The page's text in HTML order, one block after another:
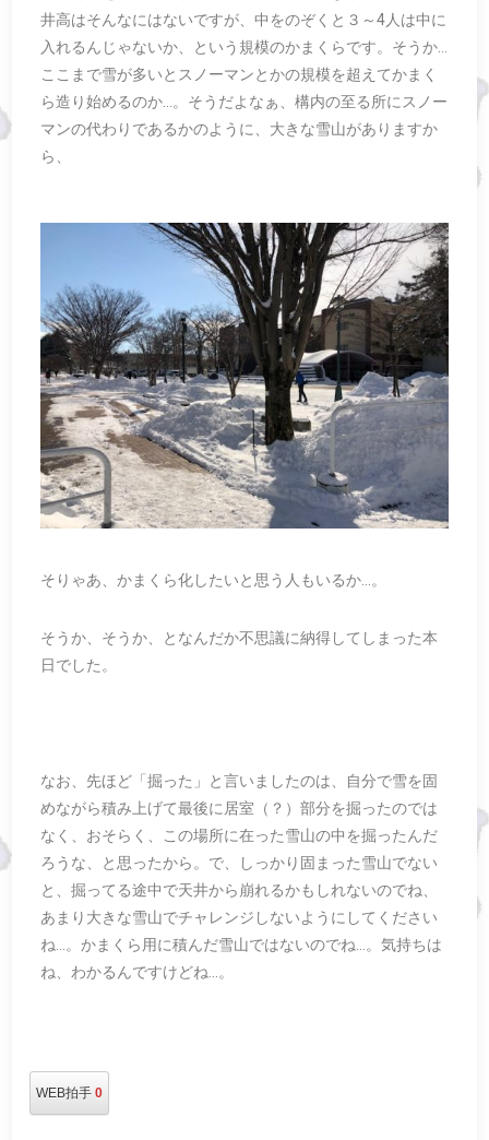
井高はそんなにはないですが、中をのぞくと３～4人は中に
入れるんじゃないか、という規模のかまくらです。そうか…
ここまで雪が多いとスノーマンとかの規模を超えてかまく
ら造り始めるのか…。そうだよなぁ、構内の至る所にスノー
マンの代わりであるかのように、大きな雪山がありますか
ら、
そりゃあ、かまくら化したいと思う人もいるか…。
そうか、そうか、となんだか不思議に納得してしまった本
日でした。
なお、先ほど「掘った」と言いましたのは、自分で雪を固
めながら積み上げて最後に居室（？）部分を掘ったのでは
なく、おそらく、この場所に在った雪山の中を掘ったんだ
ろうな、と思ったから。で、しっかり固まった雪山でない
と、掘ってる途中で天井から崩れるかもしれないのでね、
あまり大きな雪山でチャレンジしないようにしてください
ね…。かまくら用に積んだ雪山ではないのでね…。気持ちは
ね、わかるんですけどね…。
WEB拍手0